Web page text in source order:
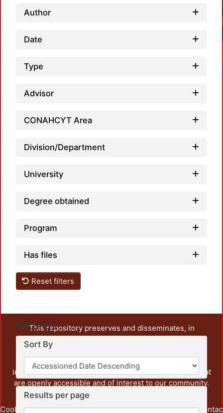
Author
Date
Type
Advisor
CONAHCYT Area
Division/Department
University
Degree obtained
Program
Has files
Reset filters
Settings
Sort By
Results per page
This repository preserves and disseminates, in
unrestricted open access, the teaching and research
output of UAM Azcapotzalco. It also includes some
administrative and graphic documents from the
institution, as well as content from other institutions that
are openly accessible and of interest to our community.
Cookie Privacy End User Send